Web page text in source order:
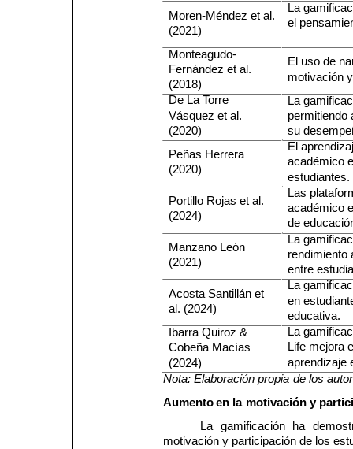
Moren-Méndez et al.
(2021)
El uso de
motivación
Peñas Herrera
(2020)
Portillo Rojas et al.
(2024)
Manzano León
(2021)
Acosta Santillán et
al. (2024)
La
el
Monteagudo-
Fernández et al.
(2018)
De La Torre
Vásquez et al.
(2020)
Ibarra Quiroz &
Cobeña Macías
(2024)
La
permitiendo
su
El
académico
estudiantes.
Las
académico
de
La
rendimiento
entre
La
en
educativa.
La
Life mejora
aprendizaje
Nota: Elaboración propia de los
Aumento en la motivación y
La
gamificación ha
motivación y participación de los